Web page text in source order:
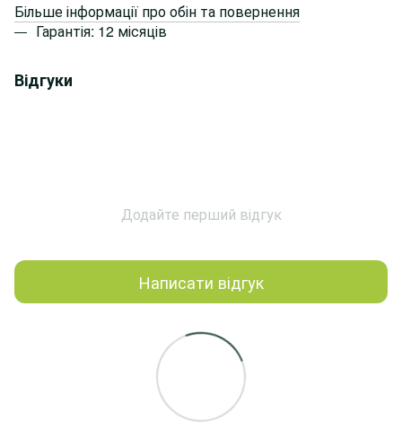
Більше інформації про обін та повернення
Гарантія: 12 місяців
Відгуки
Додайте перший відгук
Написати відгук